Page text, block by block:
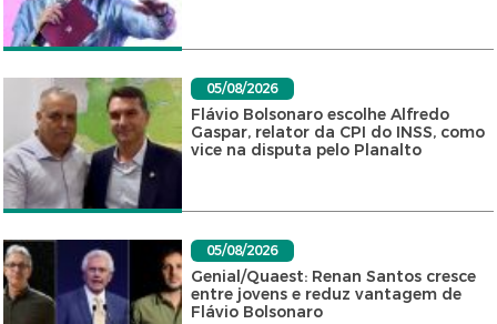
05/08/2026
Flávio Bolsonaro escolhe Alfredo
Gaspar, relator da CPI do INSS, como
vice na disputa pelo Planalto
05/08/2026
Genial/Quaest: Renan Santos cresce
entre jovens e reduz vantagem de
Flávio Bolsonaro